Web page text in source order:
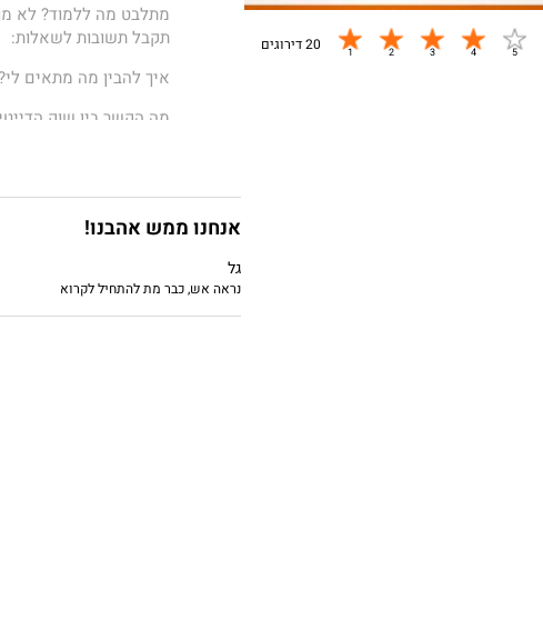
20 דירוגים
מתלבט מה ללמוד? לא
תקבל תשובות לשאלות:
איך להבין מה מתאים
מה הקשר בין שוק
איך בוחרים מבין 3-5 אפשרויות?
איך להשיג פירוט מלא
הוא מהנדס
יזם אינטרנטי, עבד
אנחנו ממש אהבנו!
גל
נראה אש, כבר מת להתחיל לקרוא